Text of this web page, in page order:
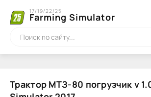
Farming Simulator
17/19/22/25
Трактор МТЗ-80 погрузчик v